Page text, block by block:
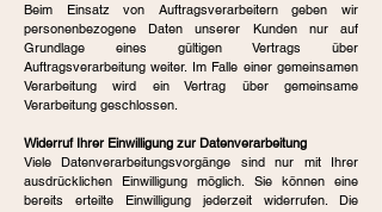
Beim Einsatz von Auftragsverarbeitern geben wir
personenbezogene Daten unserer Kunden nur auf
Grundlage eines gültigen Vertrags über
Auftragsverarbeitung weiter. Im Falle einer gemeinsamen
Verarbeitung wird ein Vertrag über gemeinsame
Verarbeitung geschlossen.
Widerruf Ihrer Einwilligung zur Datenverarbeitung
Viele Datenverarbeitungsvorgänge sind nur mit Ihrer
ausdrücklichen Einwilligung möglich. Sie können eine
bereits erteilte Einwilligung jederzeit widerrufen. Die